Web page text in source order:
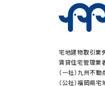
宅地建物取引業
賃貸住宅管理業
（一社）九州不
（公社）福岡県